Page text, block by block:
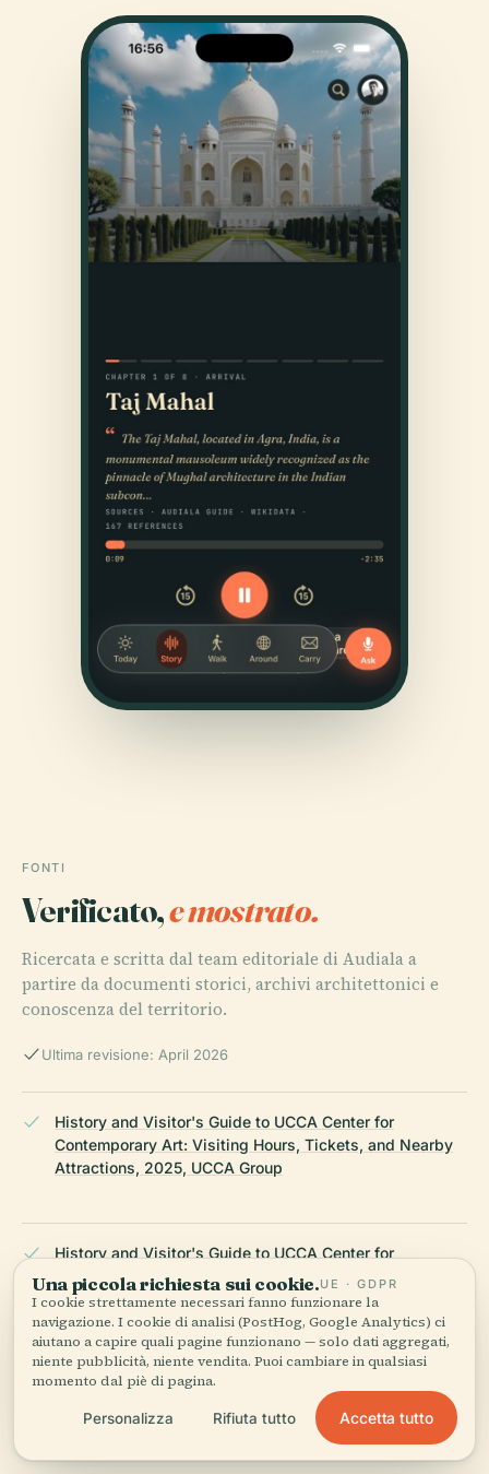
FONTI
Verificato,e mostrato.
Ricercata e scritta dal team editoriale di Audiala a
partire da documenti storici, archivi architettonici e
conoscenza del territorio.
Ultima revisione: April 2026
History and Visitor's Guide to UCCA Center for
Contemporary Art: Visiting Hours, Tickets, and Nearby
Attractions, 2025, UCCA Group
History and Visitor's Guide to UCCA Center for
Contemporary Art: Visiting Hours, Tickets, and Nearby
Attractions, 2025, USA Art News
UCCA Center for Contemporary Art: Visiting Hours,
Tickets & Guide to Beijing Historical Sites, 2025, UCCA
Official
Una piccola richiesta sui cookie.UE · GDPR
I cookie strettamente necessari fanno funzionare la
navigazione. I cookie di analisi (PostHog, Google Analytics) ci
aiutano a capire quali pagine funzionano — solo dati aggregati,
niente pubblicità, niente vendita. Puoi cambiare in qualsiasi
momento dal piè di pagina.
Personalizza Rifiuta tutto Accetta tutto